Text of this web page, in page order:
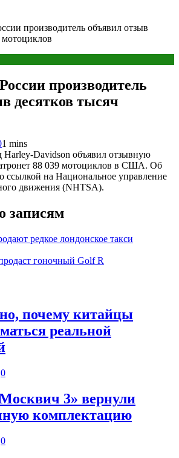
производитель объявил отзыв
мотоциклов
производитель
десятков тысяч
1 mins
Harley-Davidson объявил отзывную
88 039 мотоциклов в США. Об
ссылкой на Национальное управление
движения (NHTSA).
записям
редкое лондонское такси
гоночный Golf R
почему китайцы
реальной
0
3» вернули
комплектацию
0